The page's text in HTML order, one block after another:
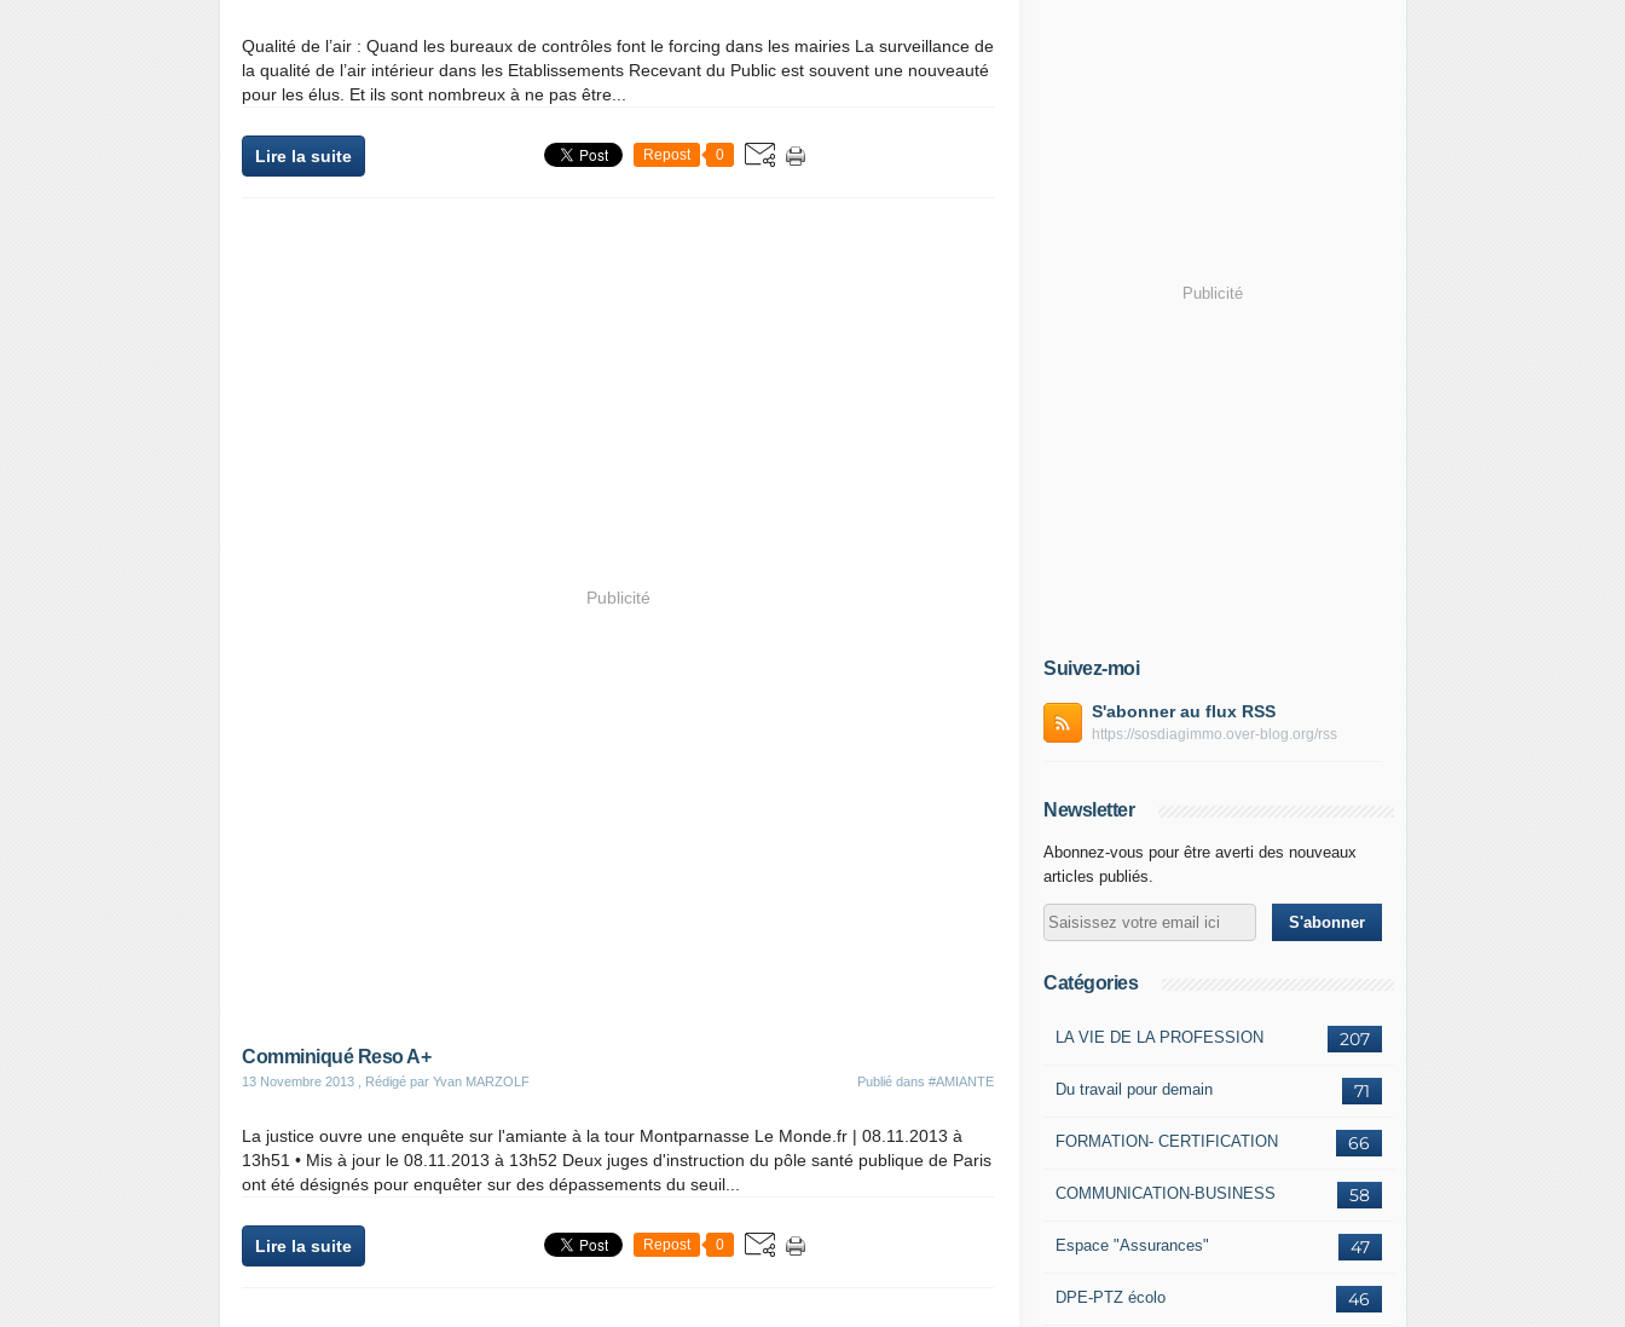
Qualité de l’air : Quand les bureaux de contrôles font le forcing dans les mairies La surveillance de
la qualité de l’air intérieur dans les Etablissements Recevant du Public est souvent une nouveauté
pour les élus. Et ils sont nombreux à ne pas être...
Lire la suite Repost 0
Publicité
Comminiqué Reso A+
13 Novembre 2013 , Rédigé par Yvan MARZOLF Publié dans #AMIANTE
La justice ouvre une enquête sur l'amiante à la tour Montparnasse Le Monde.fr | 08.11.2013 à
13h51 • Mis à jour le 08.11.2013 à 13h52 Deux juges d'instruction du pôle santé publique de Paris
ont été désignés pour enquêter sur des dépassements du seuil...
Lire la suite Repost 0
Publicité
Suivez-moi
S'abonner au flux RSS
https://sosdiagimmo.over-blog.org/rss
Newsletter
Abonnez-vous pour être averti des nouveaux
articles publiés.
Catégories
207
LA VIE DE LA PROFESSION
71
Du travail pour demain
66
FORMATION- CERTIFICATION
58
COMMUNICATION-BUSINESS
47
Espace "Assurances"
46
DPE-PTZ écolo